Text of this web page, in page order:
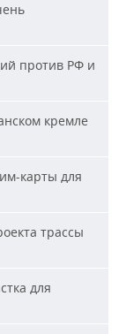
против РФ и
кремле
карты для
трассы
для